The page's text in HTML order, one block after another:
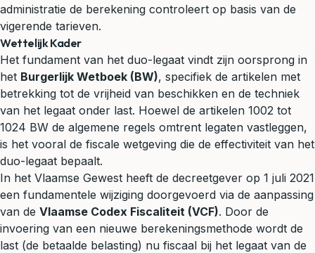
administratie de berekening controleert op basis van de
vigerende tarieven.
Wettelijk Kader
Het fundament van het duo-legaat vindt zijn oorsprong in
het Burgerlijk Wetboek (BW), specifiek de artikelen met
betrekking tot de vrijheid van beschikken en de techniek
van het legaat onder last. Hoewel de artikelen 1002 tot
1024 BW de algemene regels omtrent legaten vastleggen,
is het vooral de fiscale wetgeving die de effectiviteit van het
duo-legaat bepaalt.
In het Vlaamse Gewest heeft de decreetgever op 1 juli 2021
een fundamentele wijziging doorgevoerd via de aanpassing
van de Vlaamse Codex Fiscaliteit (VCF). Door de
invoering van een nieuwe berekeningsmethode wordt de
last (de betaalde belasting) nu fiscaal bij het legaat van de